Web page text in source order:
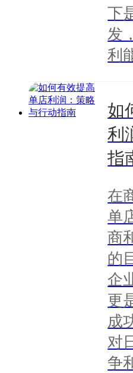
下
发
利
如
利
指
在
单
商
的
企
更
成
对
争